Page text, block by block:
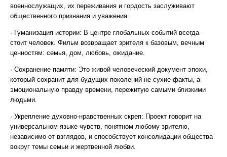
военнослужащих, их переживания и гордость заслуживают
общественного признания и уважения.
· Гуманизация истории: В центре глобальных событий всегда
стоит человек. Фильм возвращает зрителя к базовым, вечным
ценностям: семья, дом, любовь, ожидание.
· Сохранение памяти: Это живой человеческий документ эпохи,
который сохранит для будущих поколений не сухие факты, а
эмоциональную правду времени, пережитую самыми близкими
людьми.
· Укрепление духовно-нравственных скреп: Проект говорит на
универсальном языке чувств, понятном любому зрителю,
независимо от взглядов, и способствует консолидации общества
вокруг темы семьи и жертвенной любви.